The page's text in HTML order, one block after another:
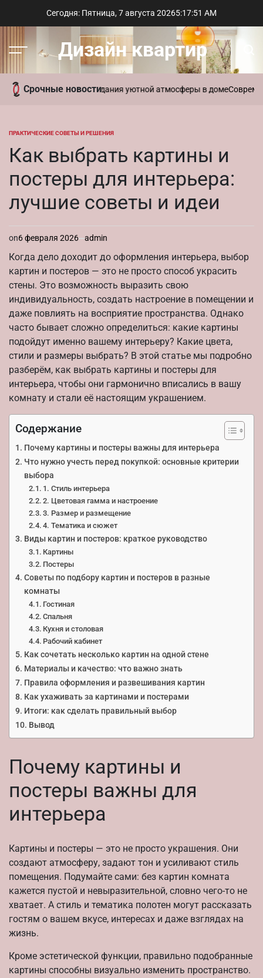
Сегодня: Пятница, 7 августа 20265:17:52 AM
Меню Дизайн квартир
Срочные новости
ароматы для создания уютной атмосферы в домеСовременный
ОПУБЛИКОВАНО
ПРАКТИЧЕСКИЕ СОВЕТЫ И РЕШЕНИЯ
Как выбрать картины и
постеры для интерьера:
лучшие советы и идеи
on6 февраля 2026 admin
Когда дело доходит до оформления интерьера, выбор
картин и постеров — это не просто способ украсить
стены. Это возможность выразить свою
индивидуальность, создать настроение в помещении и
даже повлиять на восприятие пространства. Однако
часто бывает сложно определиться: какие картины
подойдут именно вашему интерьеру? Какие цвета,
стили и размеры выбрать? В этой статье мы подробно
разберём, как выбрать картины и постеры для
интерьера, чтобы они гармонично вписались в вашу
комнату и стали её настоящим украшением.
Содержание
Почему картины и постеры важны для интерьера
Что нужно учесть перед покупкой: основные критерии
выбора
1. Стиль интерьера
2. Цветовая гамма и настроение
3. Размер и размещение
4. Тематика и сюжет
Виды картин и постеров: краткое руководство
Картины
Постеры
Советы по подбору картин и постеров в разные
комнаты
Гостиная
Спальня
Кухня и столовая
Рабочий кабинет
Как сочетать несколько картин на одной стене
Материалы и качество: что важно знать
Правила оформления и развешивания картин
Как ухаживать за картинами и постерами
Итоги: как сделать правильный выбор
Вывод
Почему картины и
постеры важны для
интерьера
Картины и постеры — это не просто украшения. Они
создают атмосферу, задают тон и усиливают стиль
помещения. Подумайте сами: без картин комната
кажется пустой и невыразительной, словно чего-то не
хватает. А стиль и тематика полотен могут рассказать
гостям о вашем вкусе, интересах и даже взглядах на
жизнь.
Кроме эстетической функции, правильно подобранные
картины способны визуально изменить пространство.